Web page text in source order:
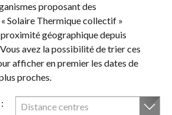
proposant des
Solaire Thermique collectif »
géographique depuis
avez la possibilité de trier ces
afficher en premier les dates de
proches.
Distance centres